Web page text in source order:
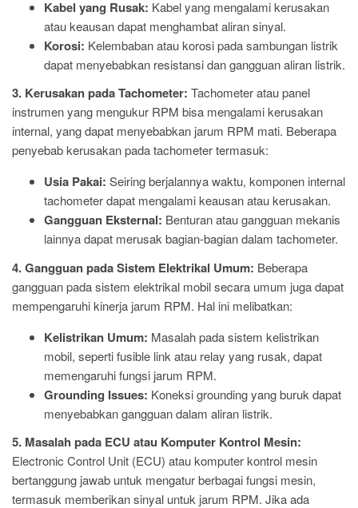
Kabel yang Rusak: Kabel yang mengalami kerusakan
atau keausan dapat menghambat aliran sinyal.
Korosi: Kelembaban atau korosi pada sambungan listrik
dapat menyebabkan resistansi dan gangguan aliran listrik.
3. Kerusakan pada Tachometer: Tachometer atau panel
instrumen yang mengukur RPM bisa mengalami kerusakan
internal, yang dapat menyebabkan jarum RPM mati. Beberapa
penyebab kerusakan pada tachometer termasuk:
Usia Pakai: Seiring berjalannya waktu, komponen internal
tachometer dapat mengalami keausan atau kerusakan.
Gangguan Eksternal: Benturan atau gangguan mekanis
lainnya dapat merusak bagian-bagian dalam tachometer.
4. Gangguan pada Sistem Elektrikal Umum: Beberapa
gangguan pada sistem elektrikal mobil secara umum juga dapat
mempengaruhi kinerja jarum RPM. Hal ini melibatkan:
Kelistrikan Umum: Masalah pada sistem kelistrikan
mobil, seperti fusible link atau relay yang rusak, dapat
memengaruhi fungsi jarum RPM.
Grounding Issues: Koneksi grounding yang buruk dapat
menyebabkan gangguan dalam aliran listrik.
5. Masalah pada ECU atau Komputer Kontrol Mesin:
Electronic Control Unit (ECU) atau komputer kontrol mesin
bertanggung jawab untuk mengatur berbagai fungsi mesin,
termasuk memberikan sinyal untuk jarum RPM. Jika ada